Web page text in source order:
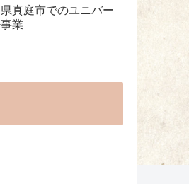
真庭市でのユニバー
業